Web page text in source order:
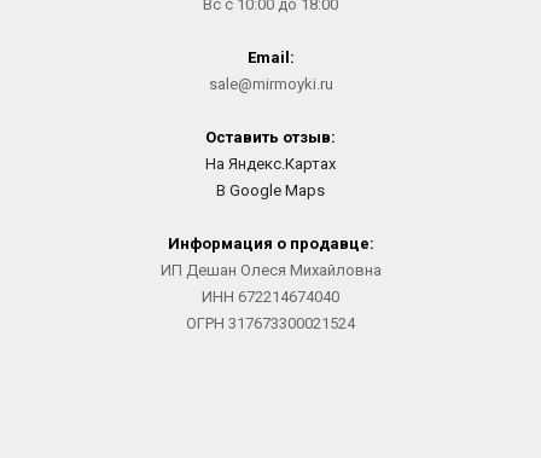
Вс с 10:00 до 18:00
Email:
sale@mirmoyki.ru
Оставить отзыв:
На Яндекс.Картах
В Google Maps
Информация о продавце:
ИП Дешан Олеся Михайловна
ИНН 672214674040
ОГРН 317673300021524